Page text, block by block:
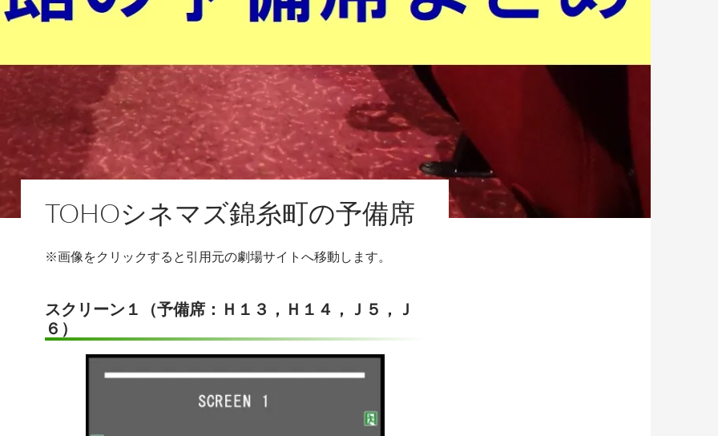
TOHOシネマズ錦糸町の予備席
※画像をクリックすると引用元の劇場サイトへ移動します。
スクリーン１（予備席：Ｈ１３，Ｈ１４，Ｊ５，Ｊ
６）